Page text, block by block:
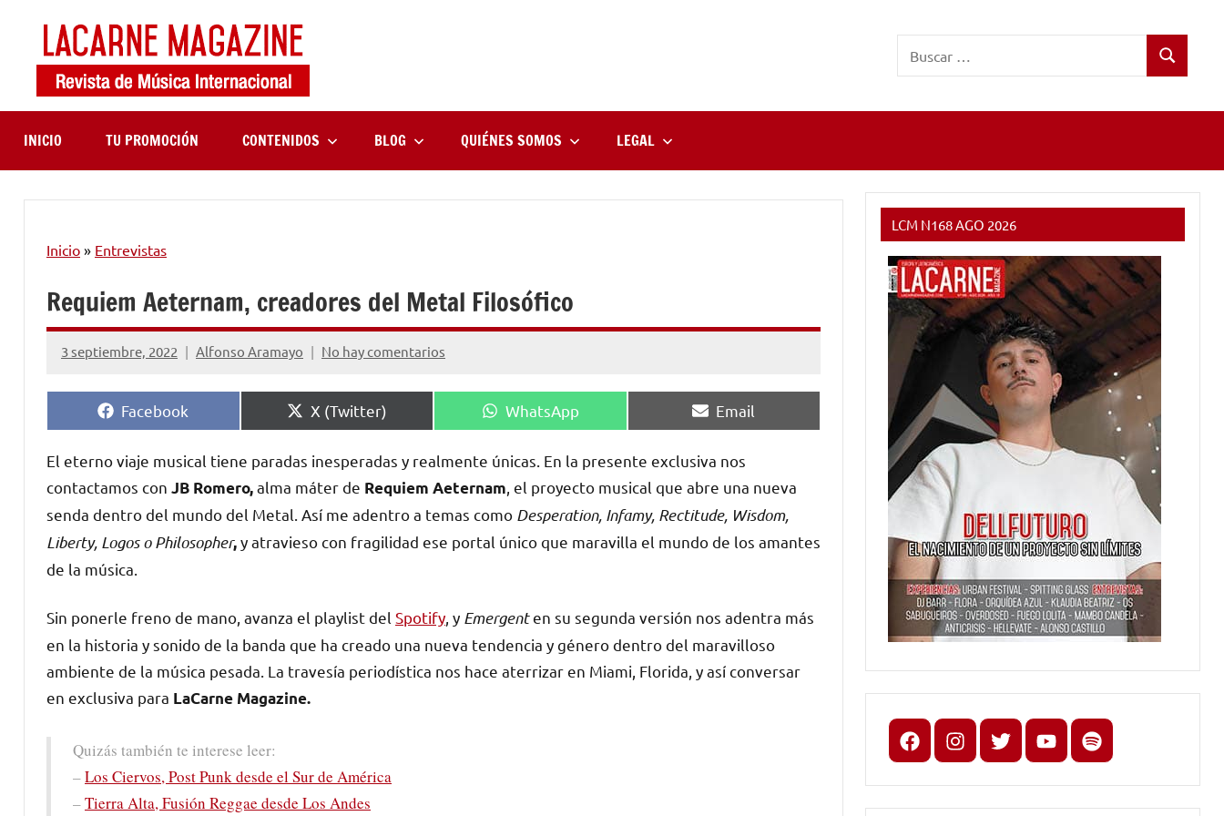
contenido
Magazine
música
internacional
Buscar
INICIO TU PROMOCIÓN CONTENIDOS BLOG QUIÉNES SOMOS LEGAL
Inicio » Entrevistas
Requiem Aeternam, creadores del Metal Filosófico
3 septiembre, 2022 Alfonso Aramayo No hay comentarios
Compartir
en
Facebook
Compartir
en
X (Twitter)
Compartir
en
WhatsApp
Compartir
en
Email
El eterno viaje musical tiene paradas inesperadas y realmente únicas. En la presente exclusiva nos
contactamos con JB Romero,alma máter de Requiem Aeternam , el proyecto musical que abre una nueva
senda dentro del mundo del Metal. Así me adentro a temas como Desperation, Infamy, Rectitude, Wisdom,
Liberty, Logos o Philosopher,y atravieso con fragilidad ese portal único que maravilla el mundo de los amantes
de la música.
Sin ponerle freno de mano, avanza el playlist del Spotify , y Emergenten su segunda versión nos adentra más
en la historia y sonido de la banda que ha creado una nueva tendencia y género dentro del maravilloso
ambiente de la música pesada. La travesía periodística nos hace aterrizar en Miami, Florida, y así conversar
en exclusiva para LaCarne Magazine.
Quizás también te interese leer:
–Los Ciervos, Post Punk desde el Sur de América
–Tierra Alta, Fusión Reggae desde Los Andes
LCM N168 AGO 2026
FacebookInstagram
X youtubespotify